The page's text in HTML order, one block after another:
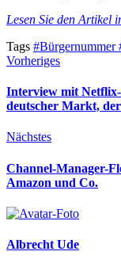
Lesen Sie den Artikel
Tags #Bürgernummer
Vorheriges
Interview mit
deutscher Markt,
Nächstes
Channel-Manager-
Amazon und Co.
Albrecht Ude